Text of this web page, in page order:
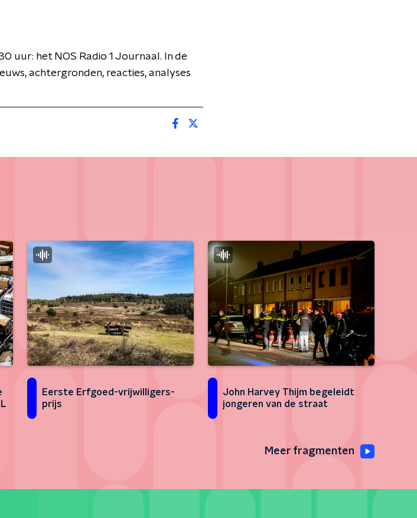
uur: het NOS Radio 1 Journaal. In de
achtergronden, reacties, analyses
Eerste Erfgoed-vrijwilligers-
prijs
John Harvey Thijm begeleidt
jongeren van de straat
Meer fragmenten